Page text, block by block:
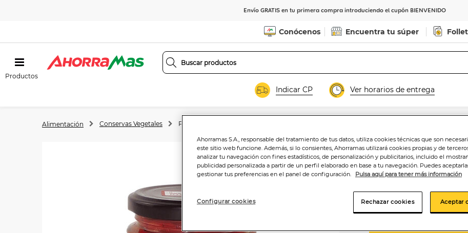
Envío GRATIS en tu primera compra introduciendo el cupón BIENVENIDO
Conócenos Encuentra tu súper
Productos
Indicar CP Ver horarios de entrega
Alimentación Conservas Vegetales Pimientos
Pimientos del
18,86€/kg.peso esc
Ahorramas S.A., responsable del tratamiento de tus datos, utiliza cookies técnicas que son
este sitio web funcione. Además, si lo consientes, Ahorramas utilizará cookies propias y de
analizar tu navegación con fines estadísticos, de personalización y publicitarios, incluido el
publicidad personalizada a partir de un perfil elaborado en base a tu navegación. Puedes
gestionar tus preferencias en el panel de configuración.
Pulsa aquí para tener más información
Configurar cookies Rechazar cookies Aceptar